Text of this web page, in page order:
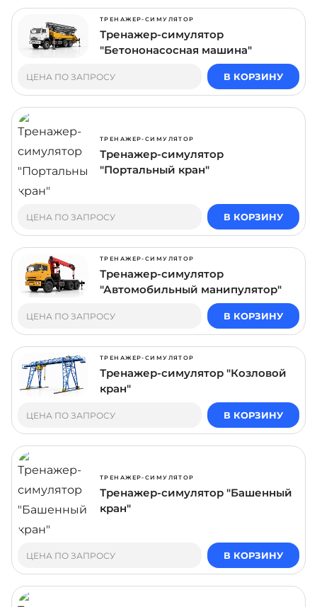
ТРЕНАЖЕР-СИМУЛЯТОР
Тренажер-симулятор
"Бетононасосная машина"
ЦЕНА ПО ЗАПРОСУ В КОРЗИНУ
ТРЕНАЖЕР-СИМУЛЯТОР
Тренажер-симулятор
"Портальный кран"
ЦЕНА ПО ЗАПРОСУ В КОРЗИНУ
ТРЕНАЖЕР-СИМУЛЯТОР
Тренажер-симулятор
"Автомобильный манипулятор"
ЦЕНА ПО ЗАПРОСУ В КОРЗИНУ
ТРЕНАЖЕР-СИМУЛЯТОР
Тренажер-симулятор "Козловой
кран"
ЦЕНА ПО ЗАПРОСУ В КОРЗИНУ
ТРЕНАЖЕР-СИМУЛЯТОР
Тренажер-симулятор "Башенный
кран"
ЦЕНА ПО ЗАПРОСУ В КОРЗИНУ